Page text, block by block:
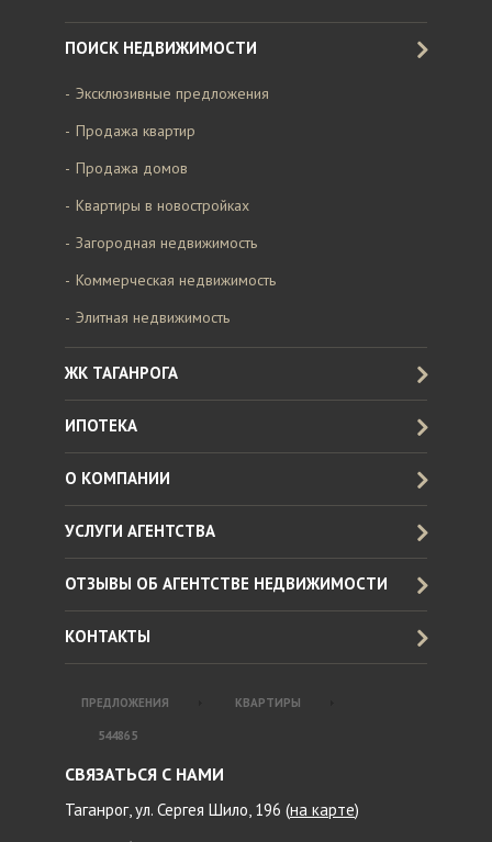
ПОИСК НЕДВИЖИМОСТИ
Эксклюзивные предложения
Продажа квартир
Продажа домов
Квартиры в новостройках
Загородная недвижимость
Коммерческая недвижимость
Элитная недвижимость
ЖК ТАГАНРОГА
ИПОТЕКА
О КОМПАНИИ
УСЛУГИ АГЕНТСТВА
ОТЗЫВЫ ОБ АГЕНТСТВЕ НЕДВИЖИМОСТИ
КОНТАКТЫ
ПРЕДЛОЖЕНИЯ КВАРТИРЫ
544865
СВЯЗАТЬСЯ С НАМИ
Таганрог, ул. Сергея Шило, 196 (на карте)